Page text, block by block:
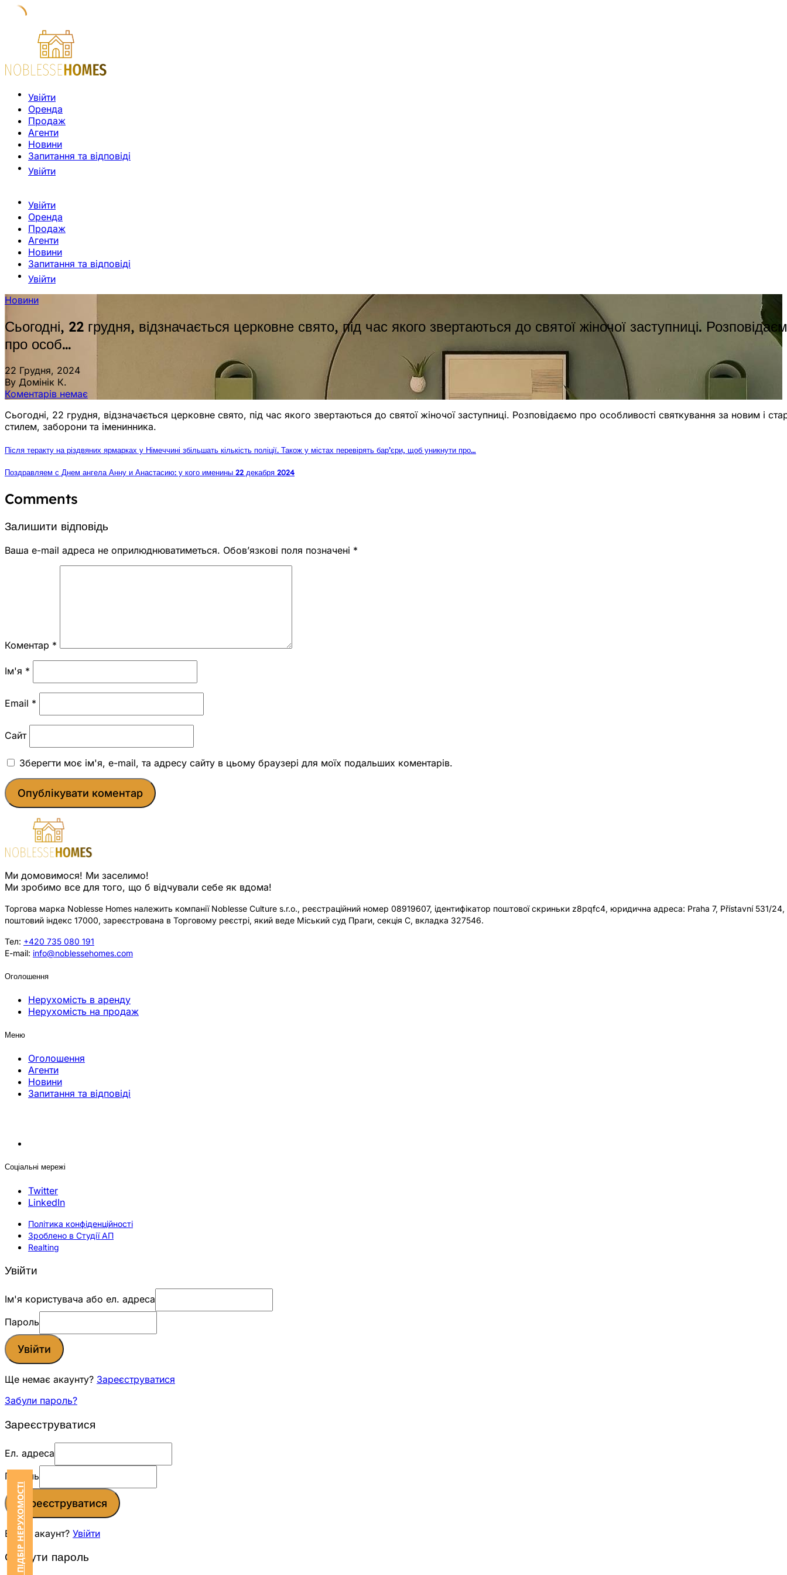
Увійти
Оренда
Продаж
Агенти
Новини
Запитання та відповіді
Увійти
Увійти
Оренда
Продаж
Агенти
Новини
Запитання та відповіді
Увійти
Новини
Сьогодні, 22 грудня, відзначається церковне свято, під час якого звертаються до святої жіночої заступниці.
про особ…
22 Грудня, 2024
By Домінік К.
Коментарів немає
Сьогодні, 22 грудня, відзначається церковне свято, під час якого звертаються до святої жіночої заступниці. Розповідаємо про особливості святкування за новим і
стилем, заборони та іменинника.
Після теракту на різдвяних ярмарках у Німеччині збільшать кількість поліції. Також у містах перевірять бар’єри, щоб уникнути про…
Поздравляем с Днем ангела Анну и Анастасию: у кого именины 22 декабря 2024
Comments
Залишити відповідь
Ваша e-mail адреса не оприлюднюватиметься. Обов’язкові поля позначені *
Коментар *
Ім'я *
Email *
Сайт
Зберегти моє ім'я, e-mail, та адресу сайту в цьому браузері для моїх подальших коментарів.
Ми домовимося! Ми заселимо!
Ми зробимо все для того, що б відчували себе як вдома!
Торгова марка Noblesse Homes належить компанії Noblesse Culture s.r.o., реєстраційний номер 08919607, ідентифікатор поштової скриньки z8pqfc4, юридична адреса: Praha 7, Přístavní 531/24,
поштовий індекс 17000, зареєстрована в Торговому реєстрі, який веде Міський суд Праги, секція C, вкладка 327546.
Тел: +420 735 080 191
E-mail: info@noblessehomes.com
Оголошення
Нерухомість в аренду
Нерухомість на продаж
Меню
Оголошення
Агенти
Новини
Запитання та відповіді
Соціальні мережі
Twitter
LinkedIn
Політика конфіденційності
Зроблено в Студії АП
Realting
Увійти
Ім'я користувача або ел. адреса
Пароль
Увійти
Ще немає акаунту? Зареєструватися
Забули пароль?
Зареєструватися
Ел. адреса
Пароль
Зареєструватися
Вже є акаунт? Увійти
Скинути пароль